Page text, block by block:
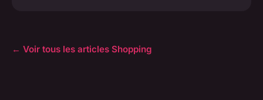
← Voir tous les articles Shopping